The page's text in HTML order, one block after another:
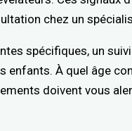
chez un
spécifiques, un
enfants. À quel âge
doivent vous